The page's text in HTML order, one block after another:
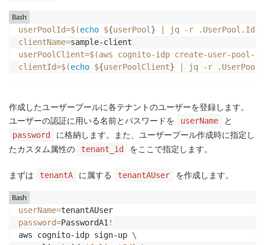
userPoolId=$(echo ${userPool } jq -r .UserPool.Id
clientName=
userPoolClient=$(aws cognito-idp create-user-
clientId=$(echo ${userPoolClient} jq -r
Bash
作成したユーザープールに各テナントのユーザーを登録します。
ユーザーの認証に用いる名前とパスワードを
userName と
password
に格納します。また、ユーザープール作成時に指定し
たカスタム属性の
tenant_id をここで指定します。
まずは tenantA に属する tenantAUser を作成します。
userName=
password=PasswordA1 !
aws cognito-idp sign-up \
Bash